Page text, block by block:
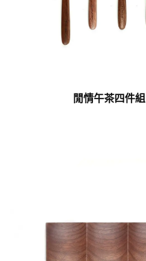
閒情午茶四件組